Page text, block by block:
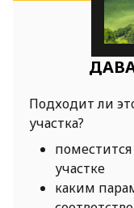
Подходит ли
участка?
участке
каким